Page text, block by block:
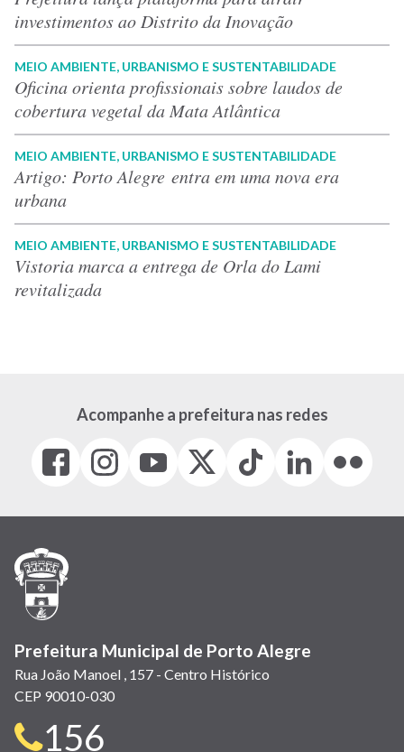
investimentos ao Distrito da Inovação
MEIO AMBIENTE, URBANISMO E SUSTENTABILIDADE
Oficina orienta profissionais sobre laudos de
cobertura vegetal da Mata Atlântica
MEIO AMBIENTE, URBANISMO E SUSTENTABILIDADE
Artigo: Porto Alegre entra em uma nova era
urbana
MEIO AMBIENTE, URBANISMO E SUSTENTABILIDADE
Vistoria marca a entrega de Orla do Lami
revitalizada
Acompanhe a prefeitura nas redes
Facebook
(link
em
janela)
Instagram
(link
em
(link
em
(Antigo
(link
Tiktok
(link
em
LinkedIn
(link
em
(link
em
Prefeitura Municipal de Porto Alegre
Rua João Manoel , 157 - Centro Histórico
CEP 90010-030
Telefone
156